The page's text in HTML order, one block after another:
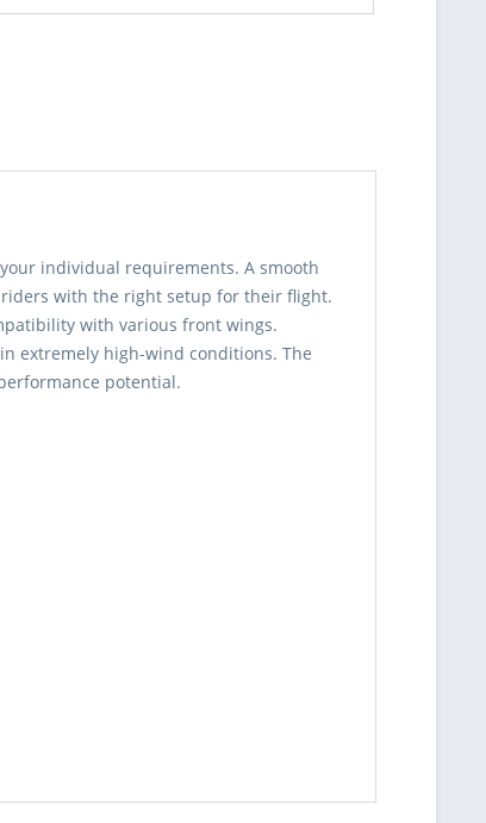
individual requirements. A smooth
with the right setup for their flight.
with various front wings.
extremely high-wind conditions. The
potential.